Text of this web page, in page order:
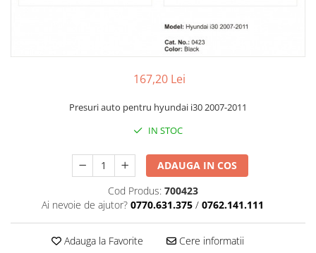
167,20 Lei
Presuri auto pentru hyundai i30 2007-2011
IN STOC
ADAUGA IN COS
Cod Produs: 700423
Ai nevoie de ajutor? 0770.631.375 / 0762.141.111
Adauga la Favorite Cere informatii